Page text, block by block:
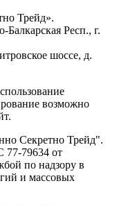
Трейд».
Респ., г.
шоссе, д.
возможно
Секретно Трейд".
77-79634 от
по надзору в
и массовых